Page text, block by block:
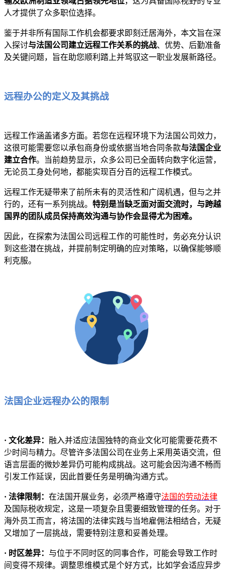
人才提供了众多职位选择。
鉴于并非所有国际工作机会都要求即刻迁居海外，本文旨在深
入探讨与法国公司建立远程工作关系的挑战、优势、后勤准备
及关键问题，旨在助您顺利踏上并驾驭这一职业发展新路径。
远程办公的定义及其挑战
远程工作涵盖诸多方面。若您在远程环境下为法国公司效力，
这很可能需要您以承包商身份或依据当地合同条款与法国企业
建立合作。当前趋势显示，众多公司已全面转向数字化运营，
无论员工身处何地，都能实现百分百的远程工作模式。
远程工作无疑带来了前所未有的灵活性和广阔机遇，但与之并
行的，还有一系列挑战。 特别是当缺乏面对面交流时，与跨越
国界的团队成员保持高效沟通与协作会显得尤为困难。
因此，在探索为法国公司远程工作的可能性时，务必充分认识
到这些潜在挑战，并提前制定明确的应对策略，以确保能够顺
利克服。
法国企业远程办公的限制
· 文化差异： 融入并适应法国独特的商业文化可能需要花费不
少时间与精力。尽管许多法国公司在业务上采用英语交流，但
语言层面的微妙差异仍可能构成挑战。这可能会因沟通不畅而
引发工作延误，因此首要任务是明确沟通方式。
· 法律限制： 在法国开展业务，必须严格遵守法国的劳动法律
及国际税收规定，这是一项复杂且需要细致管理的任务。对于
海外员工而言，将法国的法律实践与当地雇佣法相结合，无疑
又增加了一层挑战，需要特别注意和妥善处理。
· 时区差异： 与位于不同时区的同事合作，可能会导致工作时
间变得不规律。调整思维模式是个好方式，比如学会适应异步